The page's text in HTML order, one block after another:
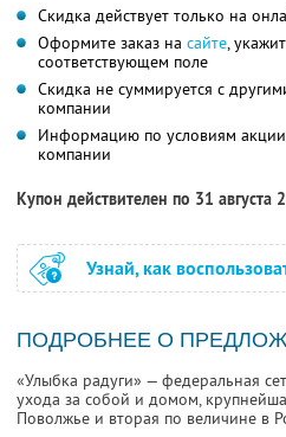
Скидка действует только на
Оформите заказ на сайте,
соответствующем поле
Скидка не суммируется с
компании
Информацию по условиям
компании
Купон действителен по 31 августа
Узнай, как
ПОДРОБНЕЕ О
«Улыбка радуги» — федеральная
ухода за собой и домом,
Поволжье и вторая по величине в